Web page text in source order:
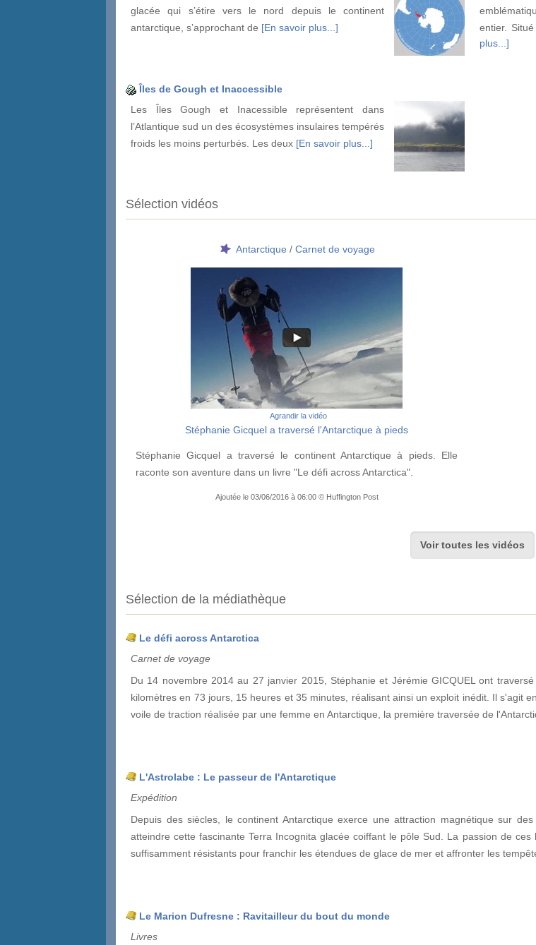
glacée qui s’étire vers le nord depuis le continent
antarctique, s’approchant de [En savoir plus...]
entier.
plus...]
Îles de Gough et Inaccessible
Les Îles Gough et Inacessible représentent dans
l’Atlantique sud un des écosystèmes insulaires tempérés
froids les moins perturbés. Les deux [En savoir plus...]
Sélection vidéos
Antarctique / Carnet de voyage
Agrandir la vidéo
Stéphanie Gicquel a traversé l'Antarctique à pieds
Stéphanie Gicquel a traversé le continent Antarctique à pieds. Elle
raconte son aventure dans un livre "Le défi across Antarctica".
Ajoutée le 03/06/2016 à 06:00 © Huffington Post
Voir toutes les vidéos
Sélection de la médiathèque
Le défi across Antarctica
Carnet de voyage
Du 14 novembre 2014 au 27 janvier 2015, Stéphanie et Jérémie GICQUEL ont
kilomètres en 73 jours, 15 heures et 35 minutes, réalisant ainsi un exploit inédit. Il s'agit
voile de traction réalisée par une femme en Antarctique, la première traversée de
L'Astrolabe : Le passeur de l'Antarctique
Expédition
Depuis des siècles, le continent Antarctique exerce une attraction magnétique sur
atteindre cette fascinante Terra Incognita glacée coiffant le pôle Sud. La passion de
suffisamment résistants pour franchir les étendues de glace de mer et affronter les
Le Marion Dufresne : Ravitailleur du bout du monde
Livres